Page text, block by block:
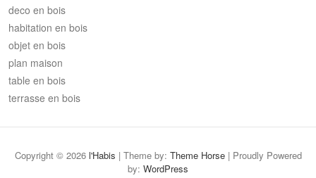
deco en bois
habitation en bois
objet en bois
plan maison
table en bois
terrasse en bois
Copyright © 2026 l'Habis | Theme by: Theme Horse| Proudly Powered
by: WordPress